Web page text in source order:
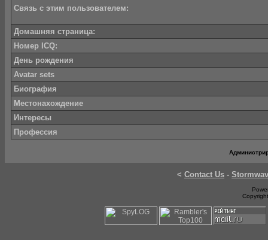
Связь с этим пользователем:
Домашняя страница:
Номер ICQ:
День рождения
Avatar sets
Биография
Местонахождение
Интересы
Профессия
< Contact Us -